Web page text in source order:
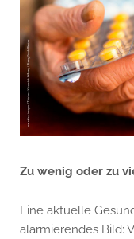
Zu wenig oder zu
Eine aktuelle
alarmierendes Bild: